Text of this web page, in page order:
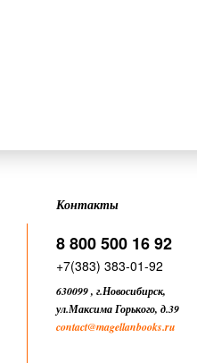
Контакты
8 800 500 16 92
+7(383) 383-01-92
630099, г.Новосибирск,
ул.Максима Горького, д.39
contact@magellanbooks.ru